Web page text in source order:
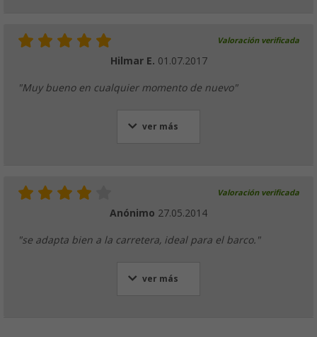
Valoración verificada
Hilmar E. 01.07.2017
"Muy bueno en cualquier momento de nuevo"
ver más
Valoración verificada
Anónimo 27.05.2014
"se adapta bien a la carretera, ideal para el barco."
ver más